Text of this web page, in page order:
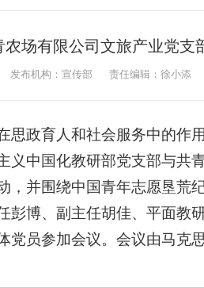
场有限公司文旅产业党支
发布机构：宣传部 责任编辑：徐小添
思政育人和社会服务中的作
义中国化教研部党支部与共
，并围绕中国青年志愿垦荒
彭博、副主任胡佳、平面教
党员参加会议。会议由马克